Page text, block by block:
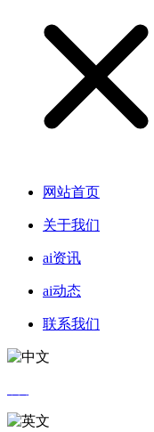
网站首页
关于我们
ai资讯
ai动态
联系我们